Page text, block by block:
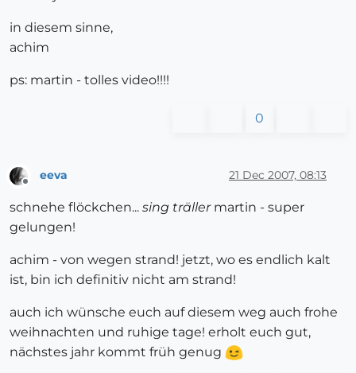
in diesem sinne,
achim
ps: martin - tolles video!!!!
0
Offline
eeva 21 Dec 2007, 08:13
schnehe flöckchen... sing trällermartin - super
gelungen!
achim - von wegen strand! jetzt, wo es endlich kalt
ist, bin ich definitiv nicht am strand!
auch ich wünsche euch auf diesem weg auch frohe
weihnachten und ruhige tage! erholt euch gut,
nächstes jahr kommt früh genug